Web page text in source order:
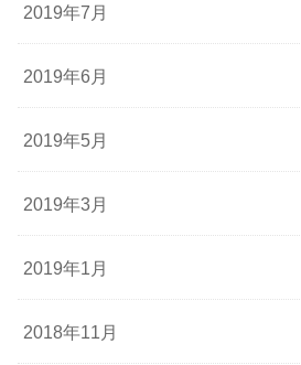
2019年7月
2019年6月
2019年5月
2019年3月
2019年1月
2018年11月